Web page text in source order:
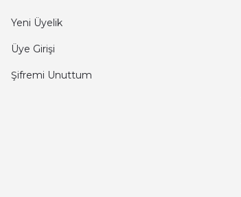
kargo hızlı
mehmet yıldız | 19/06/2025
seiko astron kordon 7x52
Yeni Üyelik
Üye Girişi
Şifremi Unuttum